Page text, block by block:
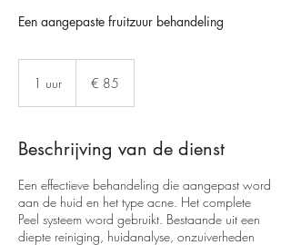
Een aangepaste fruitzuur behandeling
1 uur € 85
Beschrijving van de dienst
Een effectieve behandeling die aangepast word
aan de huid en het type acne. Het complete
Peel systeem word gebruikt. Bestaande uit een
diepte reiniging, huidanalyse, onzuiverheden